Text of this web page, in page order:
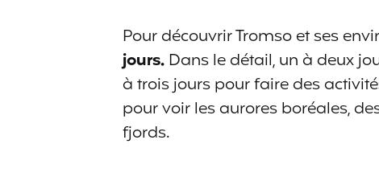
Pour découvrir Tromso et ses
jours.Dans le détail, un à deux
à trois jours pour faire des
pour voir les aurores boréales,
fjords.